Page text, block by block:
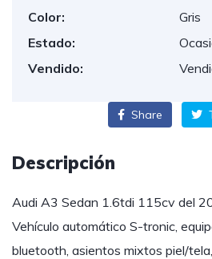
Color:
Gris
Estado:
Vendido:
Share
Descripción
Audi A3 Sedan 1.6tdi 115cv del
Vehículo automático S-tronic,
bluetooth, asientos mixtos piel/